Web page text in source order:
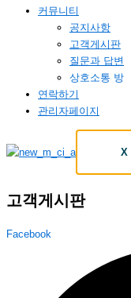
커뮤니티
공지사항
고객게시판
질문과 답변
상호소통 방
연락하기
관리자페이지
X
고객게시판
Facebook